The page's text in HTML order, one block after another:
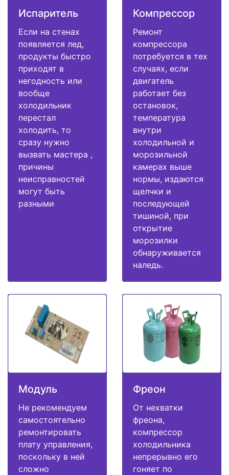
Испаритель
Если на стенах
появляется лед,
продукты быстро
приходят в
негодность или
вообще
холодильник
перестал
холодить, то
сразу нужно
вызвать мастера ,
причины
неисправностей
могут быть
разными
Компрессор
Ремонт
компрессора
потребуется в тех
случаях, если
двигатель
работает без
остановок,
температура
внутри
холодильной и
морозильной
камерах выше
нормы, издаются
щелчки и
последующей
тишиной, при
открытие
морозилки
обнаруживается
наледь.
Модуль
Не рекомендуем
самостоятельно
ремонтировать
плату управления,
поскольку в ней
сложно
Фреон
От нехватки
фреона,
компрессор
холодильника
непрерывно его
гоняет по